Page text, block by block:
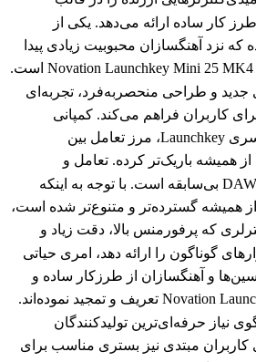
کار ساده ارائه می‌دهد. یکی از
که نزد آهنگسازان محبوبیت زیادی پیدا
کرده است، میدی کنترلر Novation Launchkey Mini 25 MK4 است.
جدید و طراحی منحصربه‌فرد، تجربه‌ای
کاربران فراهم می‌کند. کمپانی
Novation با نسل چهارم سری Launchkey، مرز تعامل بین
همیشه باریک‌تر کرده. تعامل و
سازگاری این محصول با DAW بی‌سابقه است. با توجه به اینکه
همیشه گسترده‌تر و متنوع‌تر شده است،
که پرفورمنس بالا، دقت زیاد و
گوناگون را ارائه دهد، امری حیاتی
و آهنگسازان از طرزکار ساده و
روان Novation Launchkey Mini 25 MK4 تعریف و تمجید نموده‌اند.
نیاز حرفه‌ای‌ترین تولیدکنندگان
مبتدی نیز بستری مناسب برای